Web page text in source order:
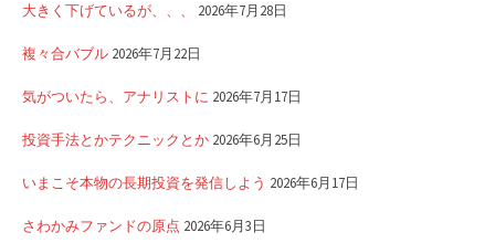
大きく下げているが、、、 2026年7月28日
複々合バブル 2026年7月22日
気がついたら、アナリストに 2026年7月17日
投資手法とかテクニックとか 2026年6月25日
いまこそ本物の長期投資を発信しよう 2026年6月17日
さわかみファンドの原点 2026年6月3日